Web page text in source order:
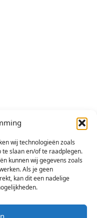
wij technologieën zoals
slaan en/of te raadplegen.
kunnen wij gegevens zoals
Als je geen
kan dit een nadelige